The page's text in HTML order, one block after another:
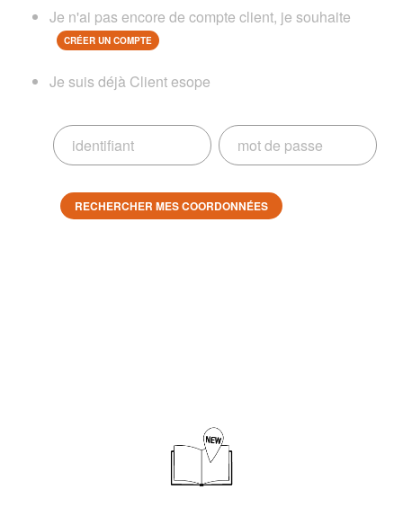
Je n'ai pas encore de compte client, je souhaite
CRÉER UN COMPTE
Je suis déjà Client esope
RECHERCHER MES COORDONNÉES